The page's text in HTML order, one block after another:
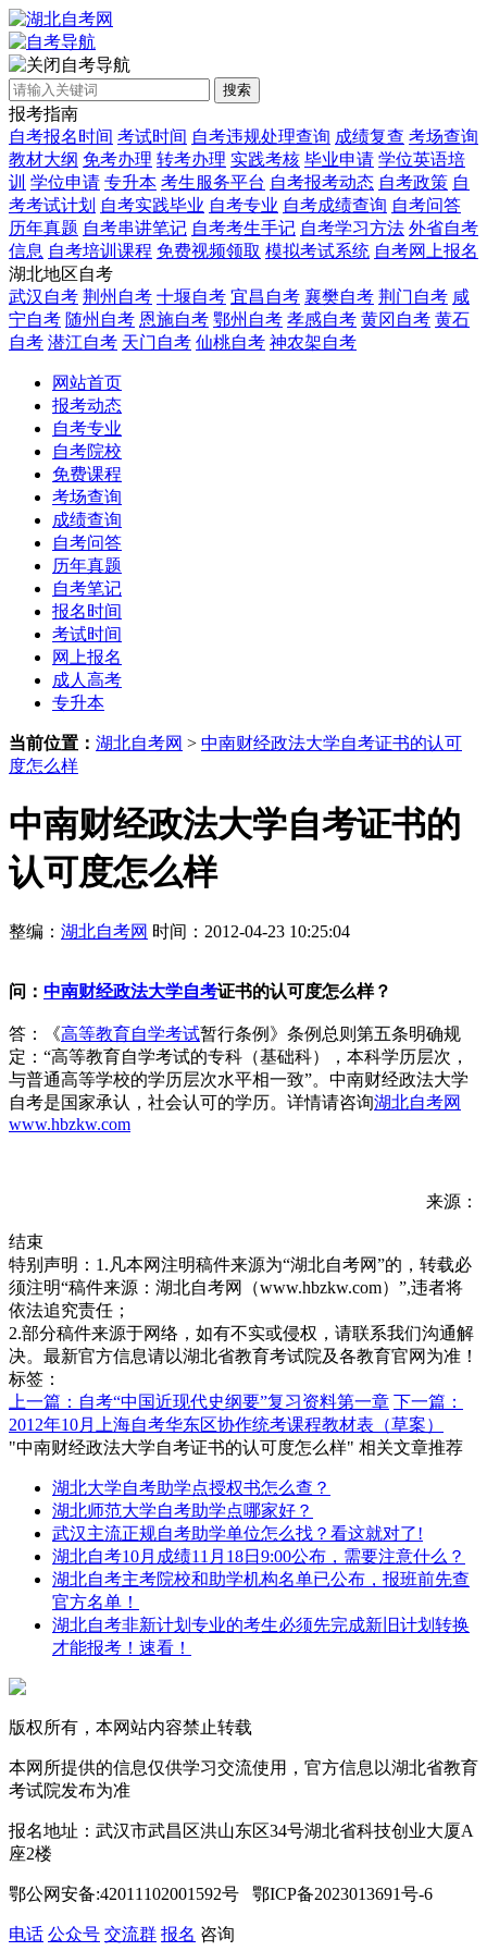
自考导航
搜索
报考指南
自考报名时间 考试时间 自考违规处理查询 成绩复查 考场查询
教材大纲 免考办理 转考办理 实践考核 毕业申请 学位英语培
训 学位申请 专升本 考生服务平台 自考报考动态 自考政策 自
考考试计划 自考实践毕业 自考专业 自考成绩查询 自考问答
历年真题 自考串讲笔记 自考考生手记 自考学习方法 外省自考
信息 自考培训课程 免费视频领取 模拟考试系统 自考网上报名
湖北地区自考
武汉自考 荆州自考 十堰自考 宜昌自考 襄樊自考 荆门自考 咸
宁自考 随州自考 恩施自考 鄂州自考 孝感自考 黄冈自考 黄石
自考 潜江自考 天门自考 仙桃自考 神农架自考
网站首页
报考动态
自考专业
自考院校
免费课程
考场查询
成绩查询
自考问答
历年真题
自考笔记
报名时间
考试时间
网上报名
成人高考
专升本
当前位置： 湖北自考网 > 中南财经政法大学自考证书的认可
度怎么样
中南财经政法大学自考证书的
认可度怎么样
整编： 湖北自考网 时间：2012-04-23 10:25:04
问： 中南财经政法大学自考证书的认可度怎么样？
答：《高等教育自学考试暂行条例》条例总则第五条明确规
定：“高等教育自学考试的专科（基础科），本科学历层次，
与普通高等学校的学历层次水平相一致”。中南财经政法大学
自考是国家承认，社会认可的学历。详情请咨询湖北自考网
www.hbzkw.com
来源：
结束
特别声明：1.凡本网注明稿件来源为“湖北自考网”的，转载必
须注明“稿件来源：湖北自考网（www.hbzkw.com）”,违者将
依法追究责任；
2.部分稿件来源于网络，如有不实或侵权，请联系我们沟通解
决。最新官方信息请以湖北省教育考试院及各教育官网为准！
标签：
上一篇：自考“中国近现代史纲要”复习资料第一章 下一篇：
2012年10月上海自考华东区协作统考课程教材表（草案）
"中南财经政法大学自考证书的认可度怎么样" 相关文章推荐
湖北大学自考助学点授权书怎么查？
湖北师范大学自考助学点哪家好？
武汉主流正规自考助学单位怎么找？看这就对了!
湖北自考10月成绩11月18日9:00公布，需要注意什么？
湖北自考主考院校和助学机构名单已公布，报班前先查
官方名单！
湖北自考非新计划专业的考生必须先完成新旧计划转换
才能报考！速看！
版权所有，本网站内容禁止转载
本网所提供的信息仅供学习交流使用，官方信息以湖北省教育
考试院发布为准
报名地址：武汉市武昌区洪山东区34号湖北省科技创业大厦A
座2楼
鄂公网安备:42011102001592号 鄂ICP备2023013691号-6
电话 公众号 交流群 报名 咨询